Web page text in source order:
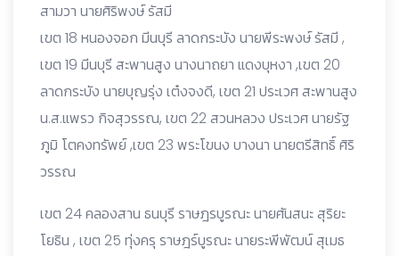
สามวา นายศิริพงษ์ รัสมี
เขต 18 หนองจอก มีนบุรี ลาดกระบัง นายพีระพงษ์ รัสมี ,
เขต 19 มีนบุรี สะพานสูง นางนาถยา แดงบุหงา ,เขต 20
ลาดกระบัง นายบุญรุ่ง เต๋งจงดี, เขต 21 ประเวศ สะพานสูง
น.ส.แพรว กิจสุวรรณ, เขต 22 สวนหลวง ประเวศ นายรัฐ
ภูมิ โตคงทรัพย์ ,เขต 23 พระโขนง บางนา นายตรีสิทธิ์ ศิริ
วรรณ
เขต 24 คลองสาน ธนบุรี ราษฎรบูรณะ นายศันสนะ สุริยะ
โยธิน , เขต 25 ทุ่งครุ ราษฎร์บูรณะ นายระพีพัฒน์ สุเมธ